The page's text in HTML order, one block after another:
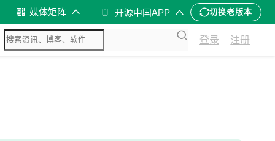
媒体矩阵 开源中国APP 切换老版本
登录 注册